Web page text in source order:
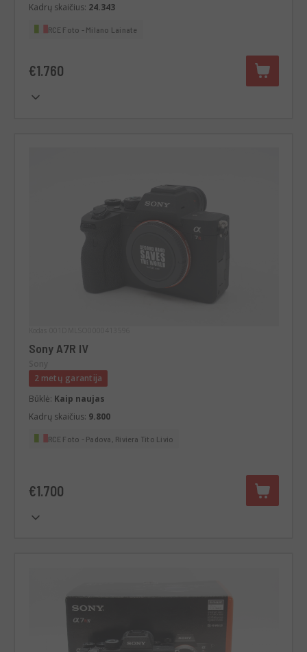
Kadrų skaičius: 24.343
RCE Foto - Milano Lainate
€1.760
Sony A7R IV
2 metų garantija
Būklė: Kaip naujas
Kadrų skaičius: 9.800
RCE Foto - Padova, Riviera Tito Livio
€1.700